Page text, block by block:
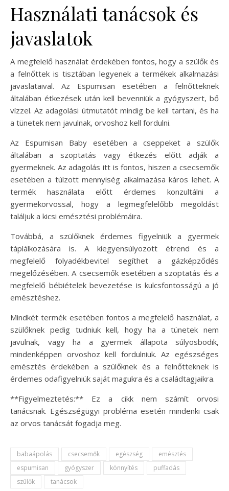
Használati tanácsok és
javaslatok
A megfelelő használat érdekében fontos, hogy a szülők és
a felnőttek is tisztában legyenek a termékek alkalmazási
javaslataival. Az Espumisan esetében a felnőtteknek
általában étkezések után kell bevenniük a gyógyszert, bő
vízzel. Az adagolási útmutatót mindig be kell tartani, és ha
a tünetek nem javulnak, orvoshoz kell fordulni.
Az Espumisan Baby esetében a cseppeket a szülők
általában a szoptatás vagy étkezés előtt adják a
gyermeknek. Az adagolás itt is fontos, hiszen a csecsemők
esetében a túlzott mennyiség alkalmazása káros lehet. A
termék használata előtt érdemes konzultálni a
gyermekorvossal, hogy a legmegfelelőbb megoldást
találjuk a kicsi emésztési problémáira.
Továbbá, a szülőknek érdemes figyelniük a gyermek
táplálkozására is. A kiegyensúlyozott étrend és a
megfelelő folyadékbevitel segíthet a gázképződés
megelőzésében. A csecsemők esetében a szoptatás és a
megfelelő bébiételek bevezetése is kulcsfontosságú a jó
emésztéshez.
Mindkét termék esetében fontos a megfelelő használat, a
szülőknek pedig tudniuk kell, hogy ha a tünetek nem
javulnak, vagy ha a gyermek állapota súlyosbodik,
mindenképpen orvoshoz kell fordulniuk. Az egészséges
emésztés érdekében a szülőknek és a felnőtteknek is
érdemes odafigyelniük saját magukra és a családtagjaikra.
**Figyelmeztetés:** Ez a cikk nem számít orvosi
tanácsnak. Egészségügyi probléma esetén mindenki csak
az orvos tanácsát fogadja meg.
babaápolás csecsemők egészség
emésztés
espumisan
gyógyszer könnyítés
puffadás
szülők
tanácsok